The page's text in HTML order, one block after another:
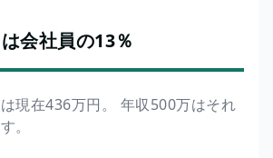
会社員の13％
現在436万円。 年収500万はそれ
。